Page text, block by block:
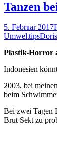
Tanzen
5. Februar 2017
UmwelttipsDoris
Plastik-Horror
Indonesien
2003, bei
beim
Bei zwei Tagen
Brut Sekt zu